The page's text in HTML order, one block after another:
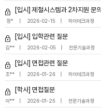
[입시] 제철시스템과 2차지원 문의
정* 2026-02-15 하이테크과정
[입시] 입학관련 질문
김** 2026-02-05 전문기술과정
[입시] 면접관련 질문
조** 2026-01-26 하이테크과정
[학사] 면접질문
이** 2026-01-25 전문기술과정